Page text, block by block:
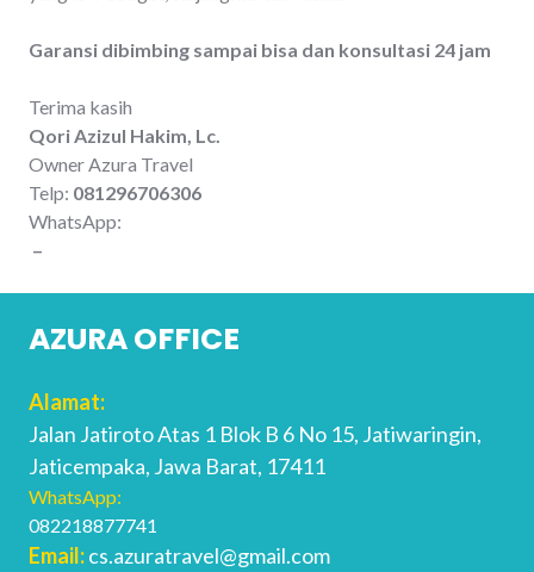
Garansi dibimbing sampai bisa dan konsultasi 24 jam
Terima kasih
Qori Azizul Hakim, Lc.
Owner Azura Travel
Telp: 081296706306
WhatsApp:
–
AZURA OFFICE
Alamat:
Jalan Jatiroto Atas 1 Blok B 6 No 15, Jatiwaringin,
Jaticempaka, Jawa Barat, 17411
WhatsApp:
082218877741
Email:cs.azuratravel@gmail.com